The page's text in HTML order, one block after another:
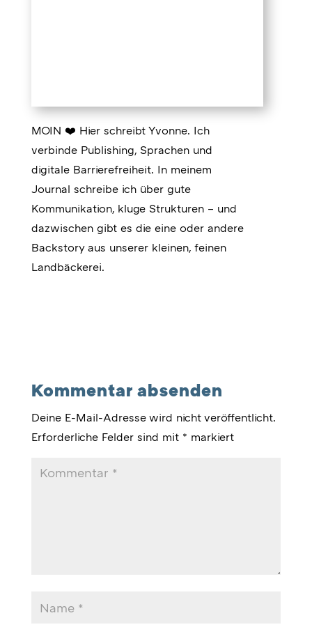
MOIN ❤️ Hier schreibt Yvonne. Ich
verbinde Publishing, Sprachen und
digitale Barrierefreiheit. In meinem
Journal schreibe ich über gute
Kommunikation, kluge Strukturen – und
dazwischen gibt es die eine oder andere
Backstory aus unserer kleinen, feinen
Landbäckerei.
Kommentar absenden
Deine E-Mail-Adresse wird nicht veröffentlicht.
Erforderliche Felder sind mit * markiert